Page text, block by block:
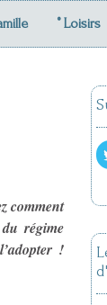
° Loisirs
comment
régime
!